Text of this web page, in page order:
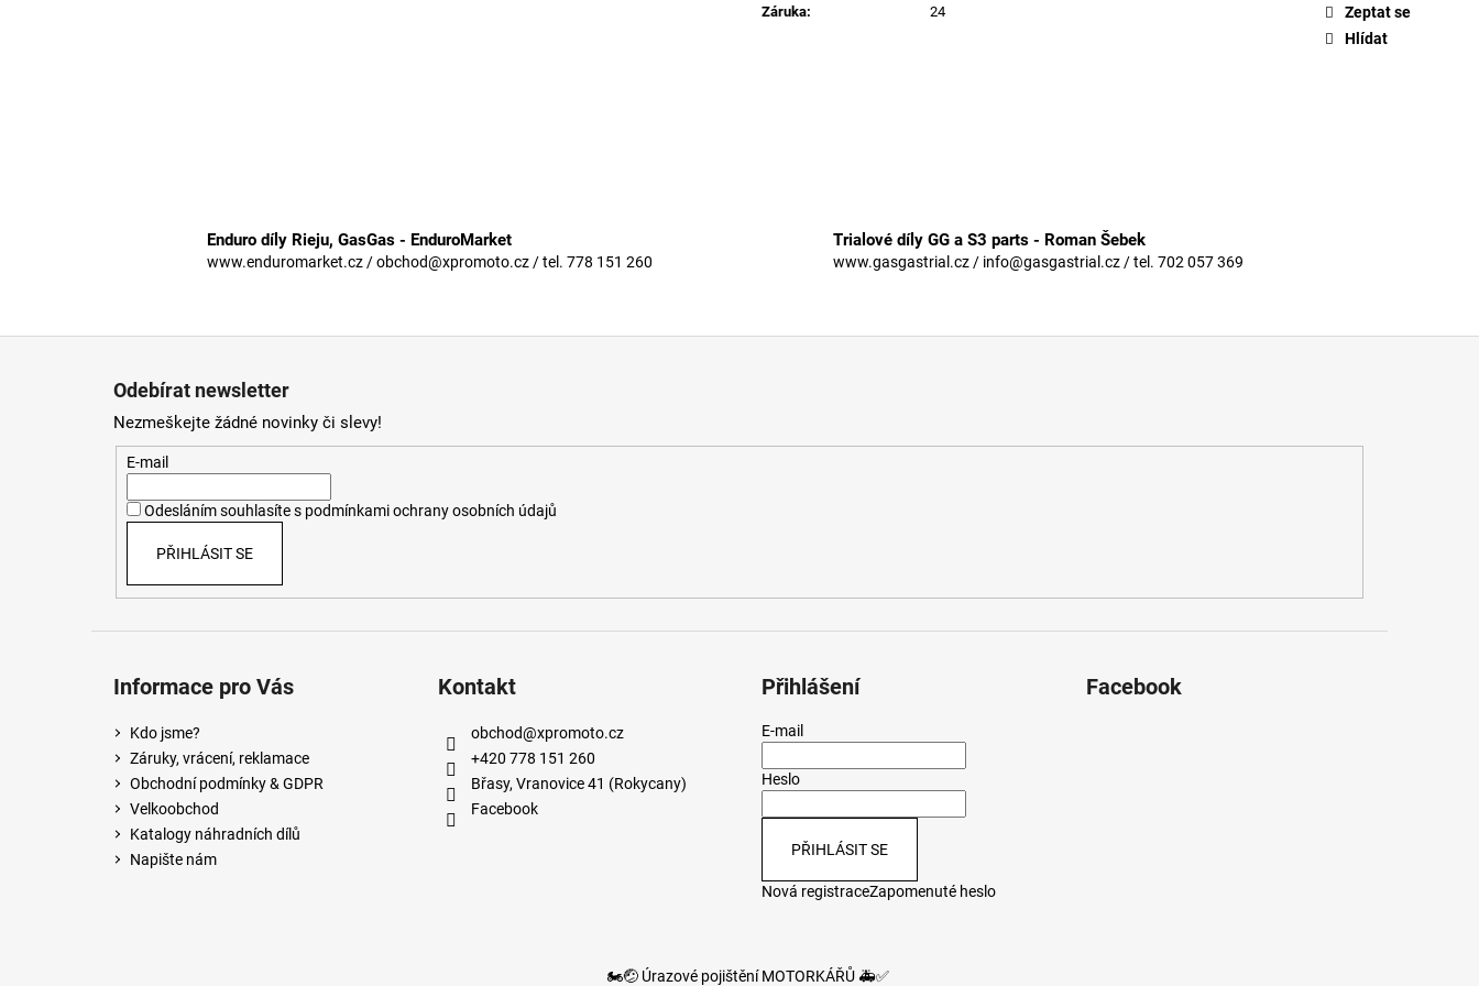
Záruka: 24
Zeptat se
Hlídat
Enduro díly Rieju, GasGas - EnduroMarket
www.enduromarket.cz / obchod@xpromoto.cz / tel. 778 151 260
Trialové díly GG a S3 parts - Roman Šebek
www.gasgastrial.cz / info@gasgastrial.cz / tel. 702 057 369
Odebírat newsletter
Nezmeškejte žádné novinky či slevy!
E-mail
Odesláním souhlasíte s podmínkami ochrany osobních údajů
PŘIHLÁSIT SE
Informace pro Vás
Kdo jsme?
Záruky, vrácení, reklamace
Obchodní podmínky & GDPR
Velkoobchod
Katalogy náhradních dílů
Napište nám
Kontakt
obchod@xpromoto.cz
+420 778 151 260
Břasy, Vranovice 41 (Rokycany)
Facebook
Přihlášení
E-mail
Heslo
PŘIHLÁSIT SE
Nová registraceZapomenuté heslo
Facebook
🏍️🤕 Úrazové pojištění MOTORKÁŘŮ 🚑✅